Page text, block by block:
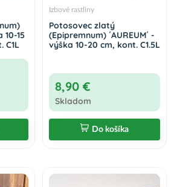
10-15
C1L
Izbové rastliny
Potosovec zlatý
(Epipremnum) ´AUREUM´ -
výška 10-20 cm, kont. C1.5L
8,90 €
Skladom
Do košíka